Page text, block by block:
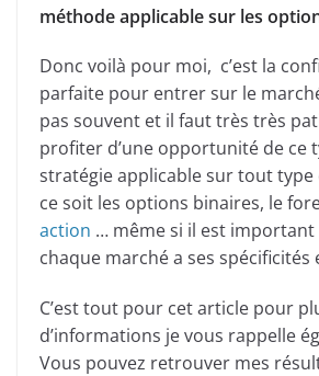
méthode applicable sur les
Donc voilà pour moi, c’est la
parfaite pour entrer sur le
pas souvent et il faut très très
profiter d’une opportunité de ce
stratégie applicable sur tout
ce soit les options binaires, le
action … même si il est
chaque marché a ses spécificités
C’est tout pour cet article pour
d’informations je vous rappelle
Vous pouvez retrouver mes